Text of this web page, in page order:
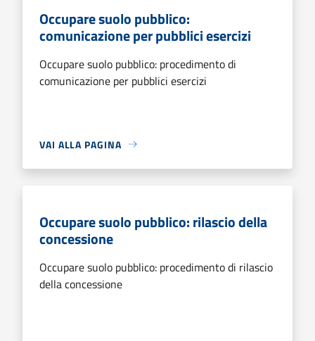
Occupare suolo pubblico:
comunicazione per pubblici esercizi
Occupare suolo pubblico: procedimento di
comunicazione per pubblici esercizi
VAI ALLA PAGINA
Occupare suolo pubblico: rilascio della
concessione
Occupare suolo pubblico: procedimento di rilascio
della concessione